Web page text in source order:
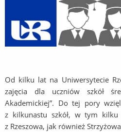
Od kilku lat na Uniwersytecie
zajęcia dla uczniów szkół
Akademickiej”. Do tej pory
z kilkunastu szkół, w tym kilku
z Rzeszowa, jak również